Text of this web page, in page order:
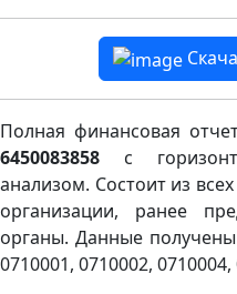
Полная финансовая
6450083858 с
анализом. Состоит из
организации, ранее
органы. Данные
0710001, 0710002, 0710004,